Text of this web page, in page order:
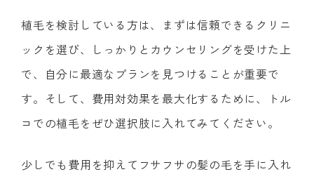
植毛を検討している方は、まずは信頼できるクリニ
ックを選び、しっかりとカウンセリングを受けた上
で、自分に最適なプランを見つけることが重要で
す。そして、費用対効果を最大化するために、トル
コでの植毛をぜひ選択肢に入れてみてください。
少しでも費用を抑えてフサフサの髪の毛を手に入れ